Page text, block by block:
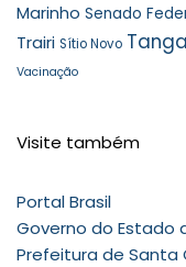
Marinho Senado
Trairi Sítio Novo
Vacinação
Visite também
Portal Brasil
Governo do Estado
Prefeitura de Santa